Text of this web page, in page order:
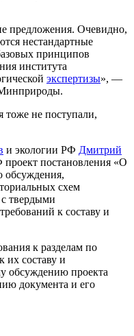
предложения. Очевидно,
нестандартные
принципов
института
экспертизы», —
не поступали,
и экологии РФ Дмитрий
постановления «О
обсуждения,
схем
твердыми
к составу и
к разделам по
их составу и
обсуждению проекта
документа и его